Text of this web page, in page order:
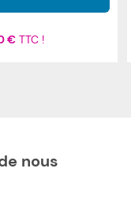
€TTC !
nous